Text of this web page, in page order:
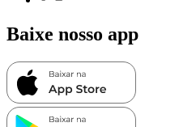
Baixe nosso app